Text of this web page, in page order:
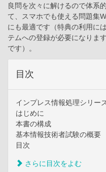
良問を次々に解けるので体系
て、スマホでも使える問題集
にも最適です（特典の利用に
テムへの登録が必要になりま
です）。
目次
インプレス情報処理シリー
はじめに
本書の構成
基本情報技術者試験の概要
目次
さらに目次をよむ